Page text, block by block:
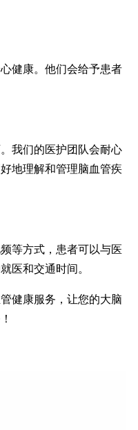
健康。他们会给予患者
我们的医护团队会耐心
地理解和管理脑血管疾
等方式，患者可以与医
医和交通时间。
健康服务，让您的大脑